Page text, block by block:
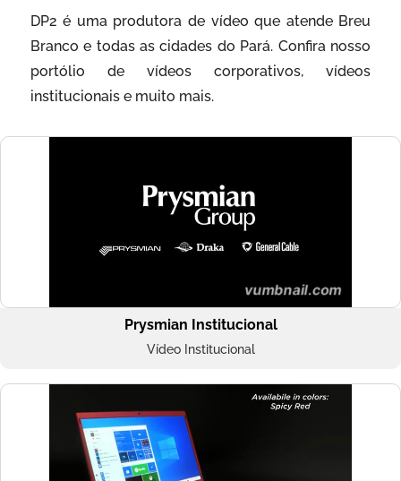
DP2 é uma produtora de vídeo que atende Breu
Branco e todas as cidades do Pará. Confira nosso
portólio de vídeos corporativos, vídeos
institucionais e muito mais.
Prysmian Institucional
Vídeo Institucional